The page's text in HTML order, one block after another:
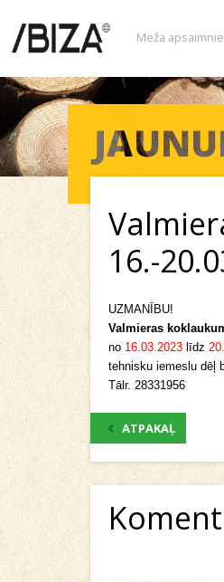
Meža
16.-
UZMANĪBU!
Valmieras
no 16.03.2023 līdz
tehnisku iemeslu dēļ
Tālr. 28331956
ATPAKAĻ